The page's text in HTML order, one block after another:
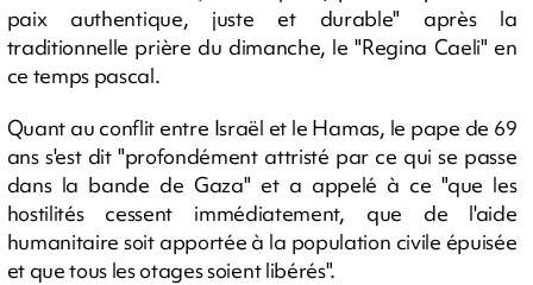
paix authentique, juste et durable" après la
traditionnelle prière du dimanche, le "Regina Caeli" en
ce temps pascal.
Quant au conflit entre Israël et le Hamas, le pape de 69
ans s'est dit "profondément attristé par ce qui se passe
dans la bande de Gaza" et a appelé à ce "que les
hostilités cessent immédiatement, que de l'aide
humanitaire soit apportée à la population civile épuisée
et que tous les otages soient libérés".